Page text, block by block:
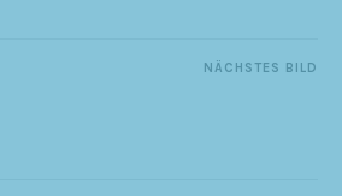
NÄCHSTES BILD